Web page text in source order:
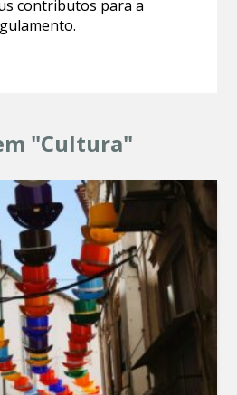
contributos para a
"Cultura"